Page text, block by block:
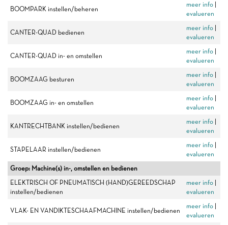
BOOMPARK instellen/beheren
meer info
evalueren
CANTER-QUAD bedienen
meer info
evalueren
CANTER-QUAD in- en omstellen
meer info
evalueren
BOOMZAAG besturen
meer info
evalueren
BOOMZAAG in- en omstellen
meer info
evalueren
KANTRECHTBANK instellen/bedienen
meer info
evalueren
STAPELAAR instellen/bedienen
meer info
evalueren
Groep: Machine(s) in-, omstellen en bedienen
ELEKTRISCH OF PNEUMATISCH (HAND)GEREEDSCHAP
instellen/bedienen
meer info
evalueren
VLAK- EN VANDIKTESCHAAFMACHINE instellen/bedienen
meer info
evalueren